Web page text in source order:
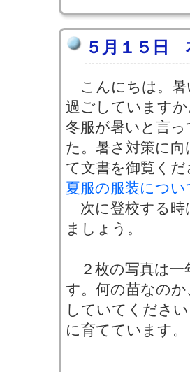
５月１５日
こんにちは。暑
過ごしています
冬服が暑いと言
た。暑さ対策に
て文書を御覧くだ
夏服の服装につい
次に登校する時
ましょう。
２枚の写真は一
す。何の苗なの
していてくださ
に育てています。